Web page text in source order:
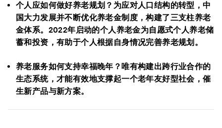
个人应如何做好养老规划？为应对人口结构的转型，中
国大力发展并不断优化养老金制度，构建了三支柱养老
金体系。2022年启动的个人养老金为自愿式个人养老储
蓄和投资，有助于个人根据自身情况完善养老规划。
养老服务如何支持幸福晚年？唯有构建出跨行业合作的
生态系统，才能有效地支撑起一个老年友好型社会，催
生新产品与新方案。